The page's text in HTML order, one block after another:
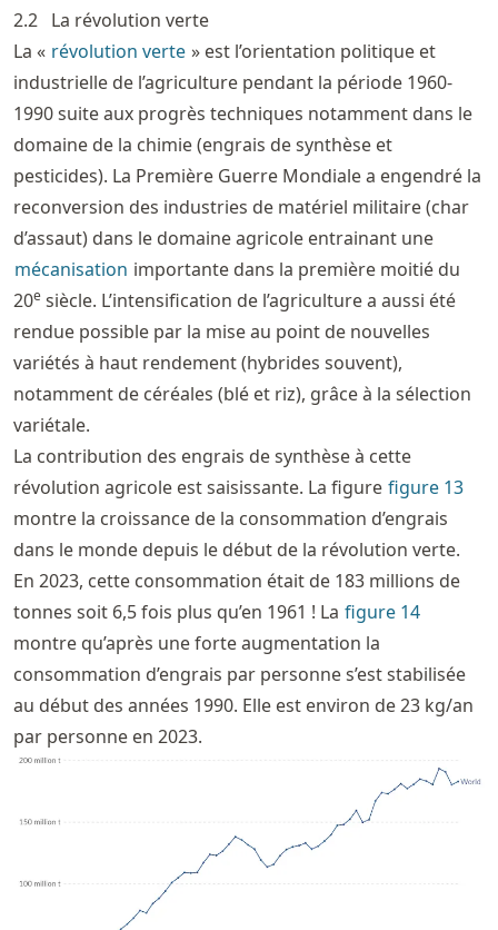
2.2 La révolution verte
La « révolution verte » est l’orientation politique et
industrielle de l’agriculture pendant la période 1960-
1990 suite aux progrès techniques notamment dans le
domaine de la chimie (engrais de synthèse et
pesticides). La Première Guerre Mondiale a engendré la
reconversion des industries de matériel militaire (char
d’assaut) dans le domaine agricole entrainant une
mécanisation importante dans la première moitié du
20e siècle. L’intensification de l’agriculture a aussi été
rendue possible par la mise au point de nouvelles
variétés à haut rendement (hybrides souvent),
notamment de céréales (blé et riz), grâce à la sélection
variétale.
La contribution des engrais de synthèse à cette
révolution agricole est saisissante. La figure figure 13
montre la croissance de la consommation d’engrais
dans le monde depuis le début de la révolution verte.
En 2023, cette consommation était de 183 millions de
tonnes soit 6,5 fois plus qu’en 1961 ! La figure 14
montre qu’après une forte augmentation la
consommation d’engrais par personne s’est stabilisée
au début des années 1990. Elle est environ de 23 kg/an
par personne en 2023.